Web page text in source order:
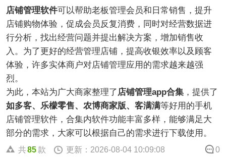
店铺管理软件可以帮助老板管理会员和日常销售，提升
店铺购物体验，促成会员反复消费，同时对经营数据进
行分析，找出经营问题并提出解决方案，增加销售收
入。为了更好的经营管理店铺，提高收银效率以及顾客
体验，许多实体商户对店铺管理应用的需求越来越强
烈。
为此，本站为广大商家整理了 店铺管理app合集，提供了
如多客、乐檬零售、农博商家版、客满满等好用的手机
店铺管理软件，合集内软件功能丰富多样，能够满足大
部分的需求，大家可以根据自己的需求进行下载使用。
共85款 更新：2026-08-04 10:09:08 0